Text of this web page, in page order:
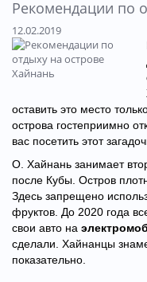
Рекомендации по
12.02.2019
оставить это место
острова гостеприимно
вас посетить этот
О. Хайнань занимает
после Кубы. Остров
Здесь запрещено
фруктов. До 2020 года
свои авто на
сделали. Хайнанцы
показательно.